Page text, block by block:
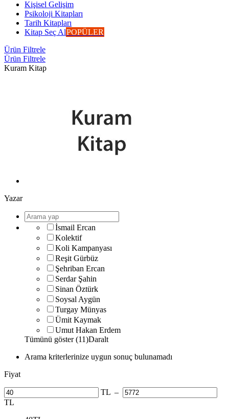
Kişisel Gelişim
Psikoloji Kitapları
Tarih Kitapları
Kitap Seç AlPOPÜLER
Ürün Filtrele
Ürün Filtrele
Kuram Kitap
Yazar
İsmail Ercan
Kolektif
Koli Kampanyası
Reşit Gürbüz
Şehriban Ercan
Serdar Şahin
Sinan Öztürk
Soysal Aygün
Turgay Münyas
Ümit Kaymak
Umut Hakan Erdem
Tümünü göster (11)Daralt
Arama kriterlerinize uygun sonuç bulunamadı
Fiyat
TL –
TL